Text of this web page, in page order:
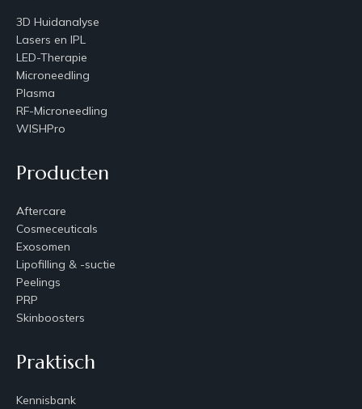
3D Huidanalyse
Lasers en IPL
LED-Therapie
Microneedling
Plasma
RF-Microneedling
WISHPro
Producten
Aftercare
Cosmeceuticals
Exosomen
Lipofilling & -suctie
Peelings
PRP
Skinboosters
Praktisch
Kennisbank